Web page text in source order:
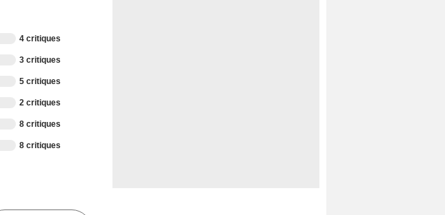
4 critiques
3 critiques
5 critiques
2 critiques
8 critiques
8 critiques